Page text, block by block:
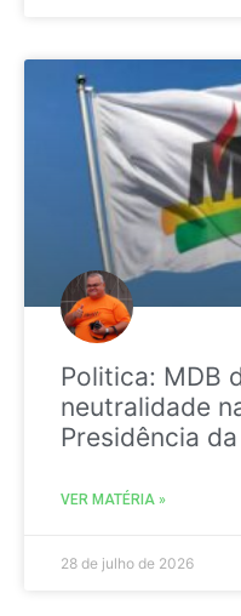
Politica: MDB
neutralidade
Presidência
VER MATÉRIA »
28 de julho de 2026